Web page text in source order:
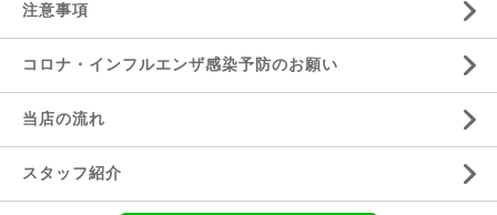
注意事項
コロナ・インフルエンザ感染予防のお願い
当店の流れ
スタッフ紹介